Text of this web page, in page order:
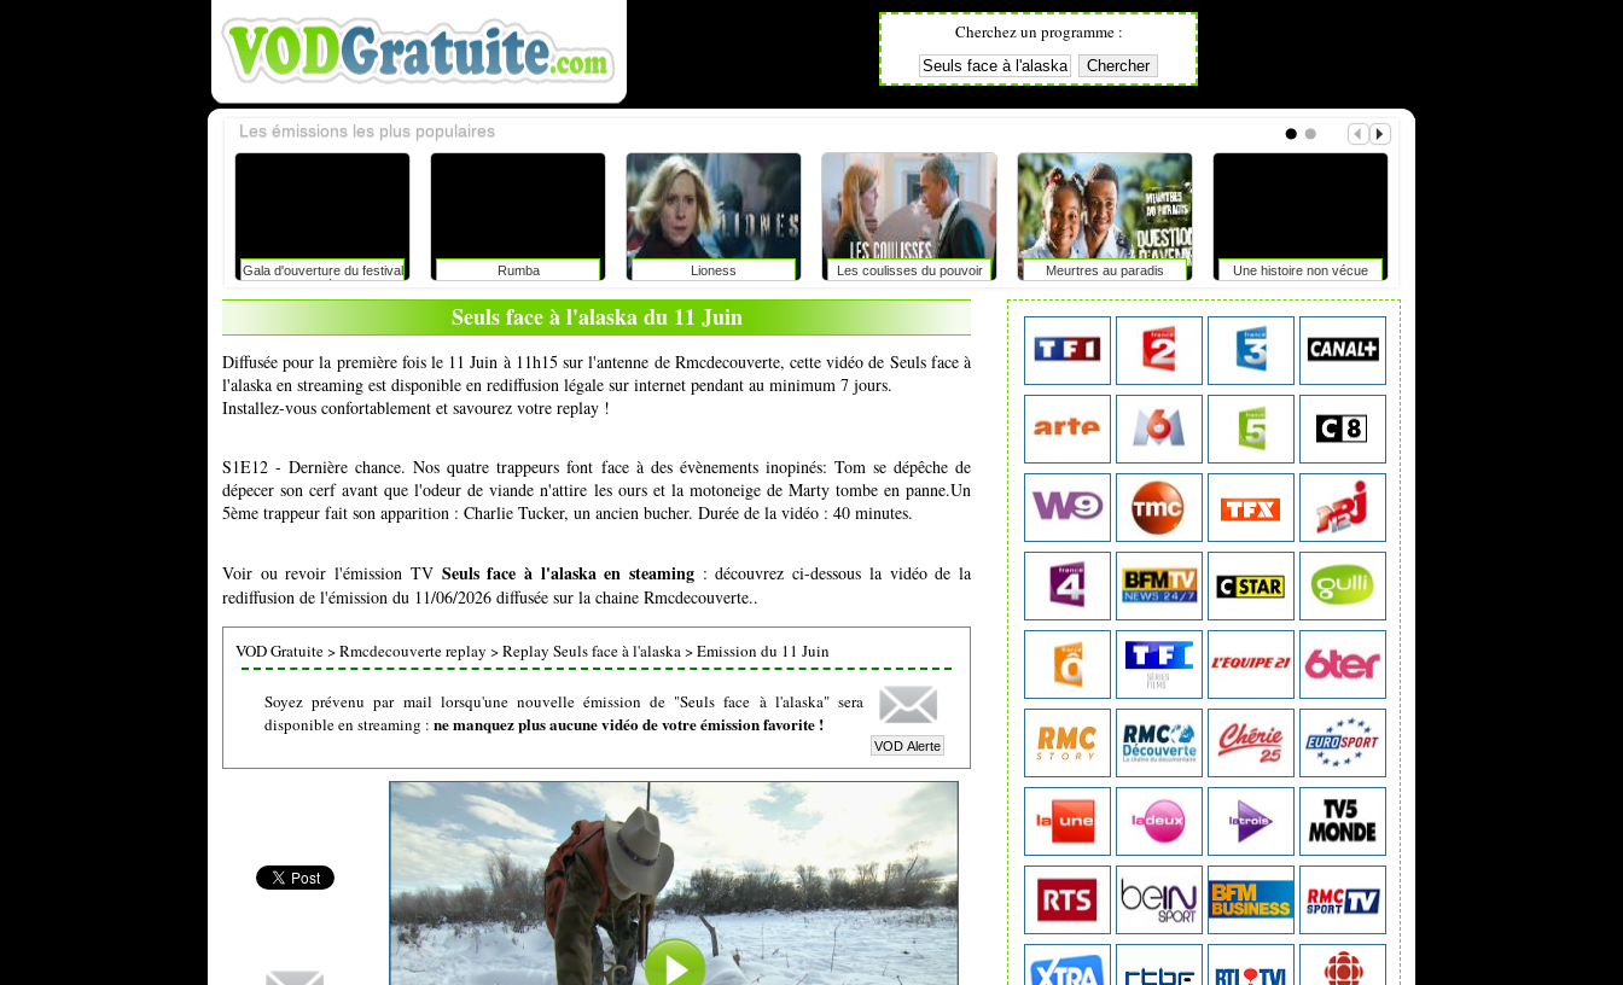
Cherchez un programme :
Gala d'ouverture du festival
du rire de liège avec
caroline vigneaux: faut-il
Rumba Lioness Les coulisses du pouvoir Meurtres au paradis Une histoire non vécue
Les émissions les plus populaires
Seuls face à l'alaska du 11 Juin
Diffusée pour la première fois le 11 Juin à 11h15 sur l'antenne de Rmcdecouverte, cette vidéo de Seuls face à
l'alaska en streaming est disponible en rediffusion légale sur internet pendant au minimum 7 jours.
Installez-vous confortablement et savourez votre replay !
S1E12 - Dernière chance. Nos quatre trappeurs font face à des évènements inopinés: Tom se dépêche de
dépecer son cerf avant que l'odeur de viande n'attire les ours et la motoneige de Marty tombe en panne.Un
5ème trappeur fait son apparition : Charlie Tucker, un ancien bucher. Durée de la vidéo : 40 minutes.
Voir ou revoir l'émission TV Seuls face à l'alaska en steaming : découvrez ci-dessous la vidéo de la
rediffusion de l'émission du 11/06/2026 diffusée sur la chaine Rmcdecouverte..
VOD Gratuite>Rmcdecouverte replay >Replay Seuls face à l'alaska>Emission du 11 Juin
Soyez prévenu par mail lorsqu'une nouvelle émission de "Seuls face à l'alaska" sera
disponible en streaming : ne manquez plus aucune vidéo de votre émission favorite !